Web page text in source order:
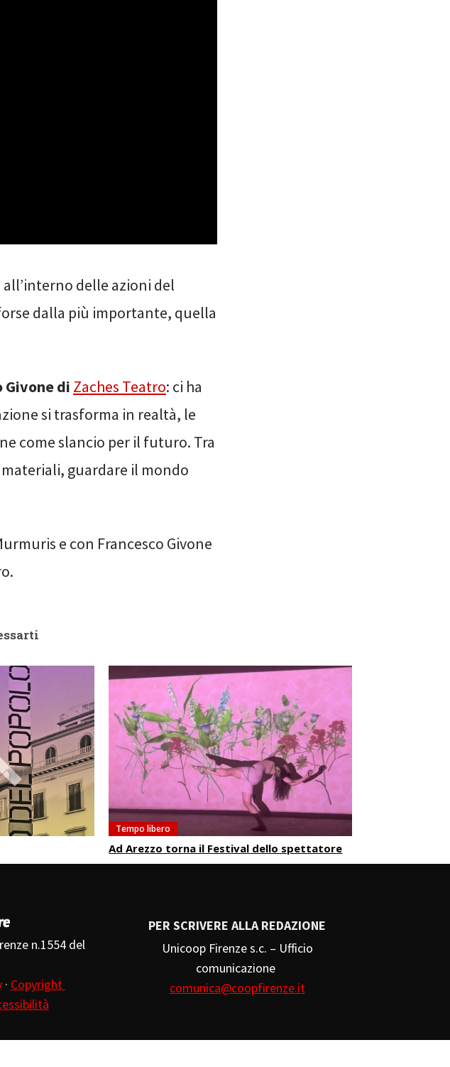
delle azioni del
dalla più importante, quella
Givone di Zaches Teatro: ci ha
si trasforma in realtà, le
come slancio per il futuro. Tra
guardare il mondo
e con Francesco Givone
Tempo libero
Ad Arezzo torna il Festival dello spettatore
n.1554 del
· Copyright
PER SCRIVERE ALLA REDAZIONE
Unicoop Firenze s.c. – Ufficio
comunicazione
comunica@coopfirenze.it